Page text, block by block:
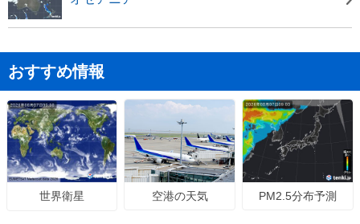
おすすめ情報
世界衛星 空港の天気 PM2.5分布予測